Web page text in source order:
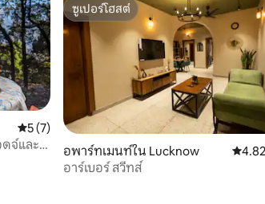
คะแนนเฉลี่ย 5 จาก 5, 7 รีวิว
5 (7)
ดจ์และ
ซูเปอร์โฮสต์
ซูเปอร์โฮสต์
อพาร์ทเมนท์ใน Lucknow คะแน
อาร์เบอร์ สวีทส์